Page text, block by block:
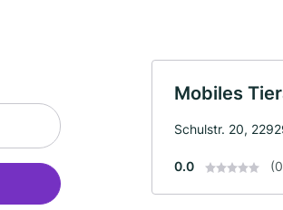
Mobiles
Schulstr. 20,
0.0